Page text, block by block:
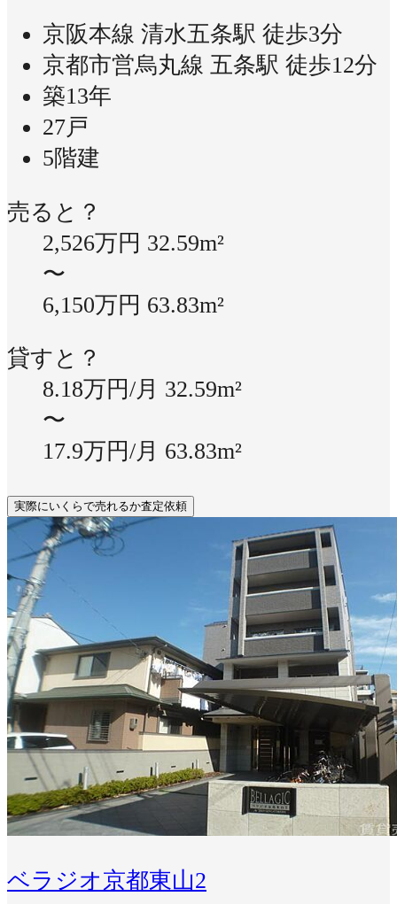
京阪本線 清水五条駅 徒歩3分
京都市営烏丸線 五条駅 徒歩12分
築13年
27戸
5階建
売ると？
2,526万円 32.59m²
〜
6,150万円 63.83m²
貸すと？
8.18万円/月 32.59m²
〜
17.9万円/月 63.83m²
実際にいくらで売れるか査定依頼
ベラジオ京都東山2